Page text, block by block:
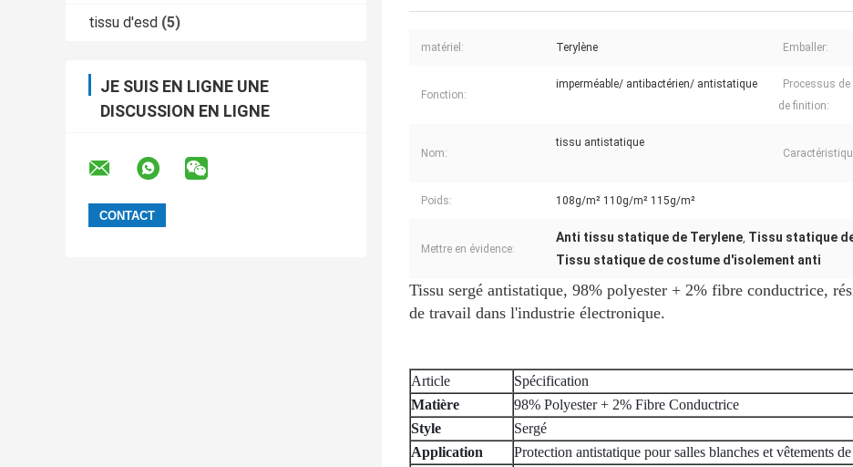
tissu d'esd (5)
JE SUIS EN LIGNE UNE
DISCUSSION EN LIGNE
matériel: Terylène Emballer:
Fonction:
imperméable/ antibactérien/ antistatique
Processus
de finition:
Nom:
tissu antistatique
Poids: 108g/m² 110g/m² 115g/m²
Mettre en évidence:
Anti tissu statique de Terylene, Tissu statique
Tissu statique de costume d'isolement anti
Tissu sergé antistatique, 98% polyester + 2% fibre conductrice,
de travail dans l'industrie électronique.
Article
Spécification
Matière
98% Polyester + 2% Fibre Conductrice
Style
Sergé
Application
Protection antistatique pour salles blanches et vêtements